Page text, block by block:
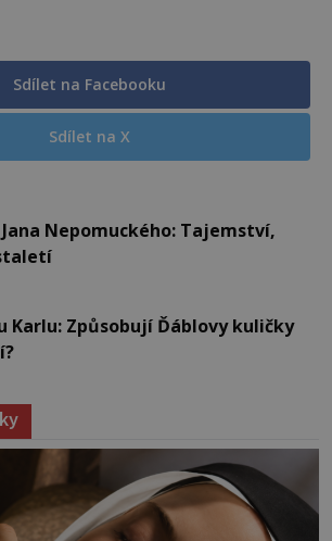
Sdílet na Facebooku
Sdílet na X
Nepomuckého: Tajemství,
Karlu: Způsobují Ďáblovy kuličky